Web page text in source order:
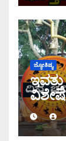
ಜ್ಯೋತಿಷ್ಯ